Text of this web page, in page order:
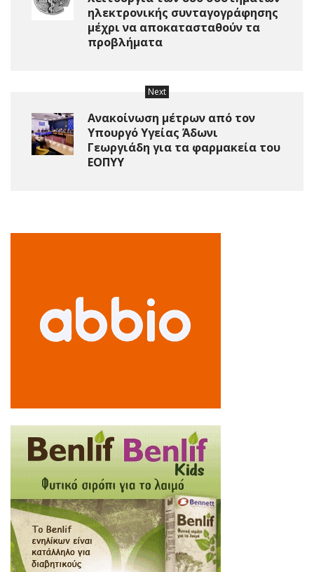
ηλεκτρονικής συνταγογράφησης
μέχρι να αποκατασταθούν τα
προβλήματα
Next
Ανακοίνωση μέτρων από τον
Υπουργό Υγείας Άδωνι
Γεωργιάδη για τα φαρμακεία του
ΕΟΠΥΥ